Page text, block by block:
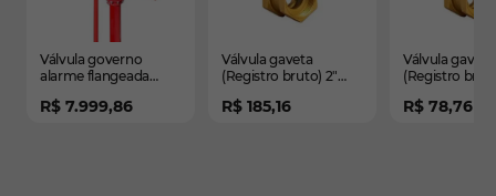
Válvula governo
alarme flangeada
R$ 7.999,86
Válvula gaveta
(Registro bruto) 2"
R$ 185,16
Válvula gaveta
(Registro
R$ 78,76